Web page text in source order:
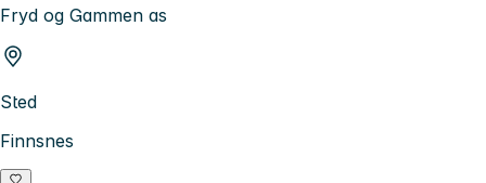
Fryd og Gammen as
Sted
Finnsnes